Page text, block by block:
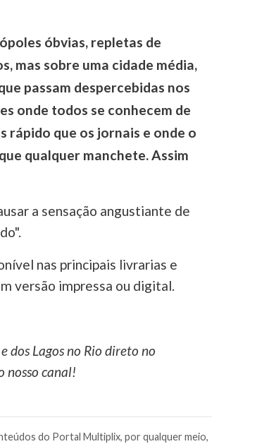
óbvias, repletas de
mas sobre uma cidade média,
passam despercebidas nos
onde todos se conhecem de
rápido que os jornais e onde o
qualquer manchete. Assim
a sensação angustiante de
nas principais livrarias e
versão impressa ou digital.
dos Lagos no Rio direto no
nosso canal!
do Portal Multiplix, por qualquer meio,